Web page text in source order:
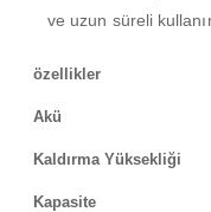
ve uzun süreli
özellikler
Akü
Kaldırma Yüksekliği
Kapasite